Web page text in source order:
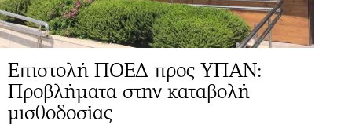
Επιστολή ΠΟΕΔ προς ΥΠΑΝ:
Προβλήματα στην καταβολή
μισθοδοσίας